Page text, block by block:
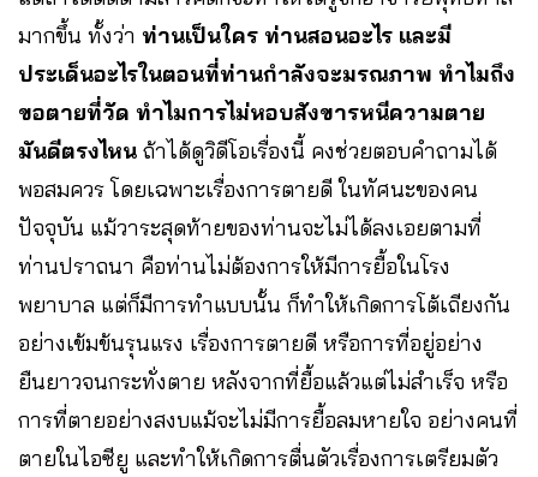
มากขึ้น ทั้งว่า ท่านเป็นใคร ท่านสอนอะไร และมี
ประเด็นอะไรในตอนที่ท่านกำลังจะมรณภาพ ทำไมถึง
ขอตายที่วัด ทำไมการไม่หอบสังขารหนีความตาย
มันดีตรงไหน ถ้าได้ดูวิดีโอเรื่องนี้ คงช่วยตอบคำถามได้
พอสมควร โดยเฉพาะเรื่องการตายดี ในทัศนะของคน
ปัจจุบัน แม้วาระสุดท้ายของท่านจะไม่ได้ลงเอยตามที่
ท่านปราถนา คือท่านไม่ต้องการให้มีการยื้อในโรง
พยาบาล แต่ก็มีการทำแบบนั้น ก็ทำให้เกิดการโต้เถียงกัน
อย่างเข้มข้นรุนแรง เรื่องการตายดี หรือการที่อยู่อย่าง
ยืนยาวจนกระทั่งตาย หลังจากที่ยื้อแล้วแต่ไม่สำเร็จ หรือ
การที่ตายอย่างสงบแม้จะไม่มีการยื้อลมหายใจ อย่างคนที่
ตายในไอซียู และทำให้เกิดการตื่นตัวเรื่องการเตรียมตัว